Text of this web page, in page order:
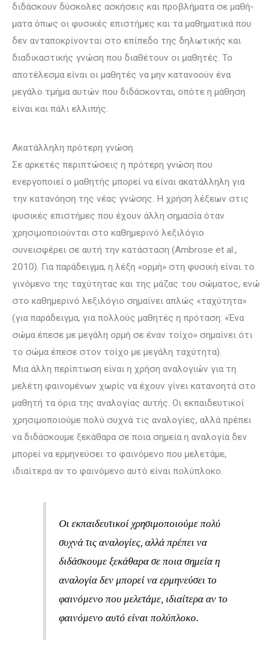
διδάσκουν δύ­­­σκολες ασκήσεις και προβλήματα σε μα­θή­
ματα όπως οι φυσικές επιστήμες και τα μαθηματικά που
δεν ανταπο­κρί­νο­νται στο επίπεδο της δηλωτικής και
δια­­δι­καστικής γνώση που διαθέτουν οι μαθητές. Το
αποτέλεσμα είναι οι μαθητές να μην κατανοούν ένα
μεγάλο τμήμα αυτών που διδάσκονται, οπότε η μάθηση
είναι και πάλι ελλιπής.
Ακατάλληλη πρότερη γνώση
Σε αρκετές περιπτώσεις η πρότερη γνώση που
ενεργοποιεί ο μα­θητής μπορεί να είναι ακατάλληλη για
την κατανόηση της νέας γνώσης. Η χρήση λέξεων στις
φυσικές επιστήμες που έχουν άλλη σημασία όταν
χρησιμοποιούνται στο καθημερινό λεξιλόγιο
συνεισφέρει σε αυτή την κα­τά­σταση (Ambrose et al.,
2010). Για παράδειγμα, η λέξη «ορμή» στη φυσική είναι το
γινόμενο της ταχύτητας και της μάζας του σώματος, ενώ
στο κα­θη­με­ρινό λεξιλόγιο σημαίνει απλώς «ταχύτητα»
(για παράδειγμα, για πολλούς μαθητές η πρόταση: «Ένα
σώμα έπεσε με με­γά­λη ορμή σε έναν τοίχο» σημαίνει ότι
το σώμα έπεσε στον τοίχο με μεγάλη τα­χύτητα).
Μια άλλη περίπτωση είναι η χρήση αναλογιών για τη
μελέτη φαινομένων χω­ρίς να έχουν γίνει κατανοητά στο
μαθητή τα όρια της αναλογίας αυτής. Οι εκπαιδευτικοί
χρησιμοποιούμε πολύ συχνά τις αναλογίες, αλλά πρέπει
να διδάσκουμε ξεκάθαρα σε ποια σημεία η αναλογία δεν
μπορεί να ερμηνεύσει το φαινόμενο που μελετάμε,
ιδιαίτερα αν το φαινόμενο αυτό είναι πολύπλοκο.
Οι εκπαιδευτικοί χρησιμοποιούμε πολύ
συχνά τις αναλογίες, αλλά πρέπει να
διδάσκουμε ξεκάθαρα σε ποια σημεία η
αναλογία δεν μπορεί να ερμηνεύσει το
φαινόμενο που μελετάμε, ιδιαίτερα αν το
φαινόμενο αυτό είναι πολύπλοκο.